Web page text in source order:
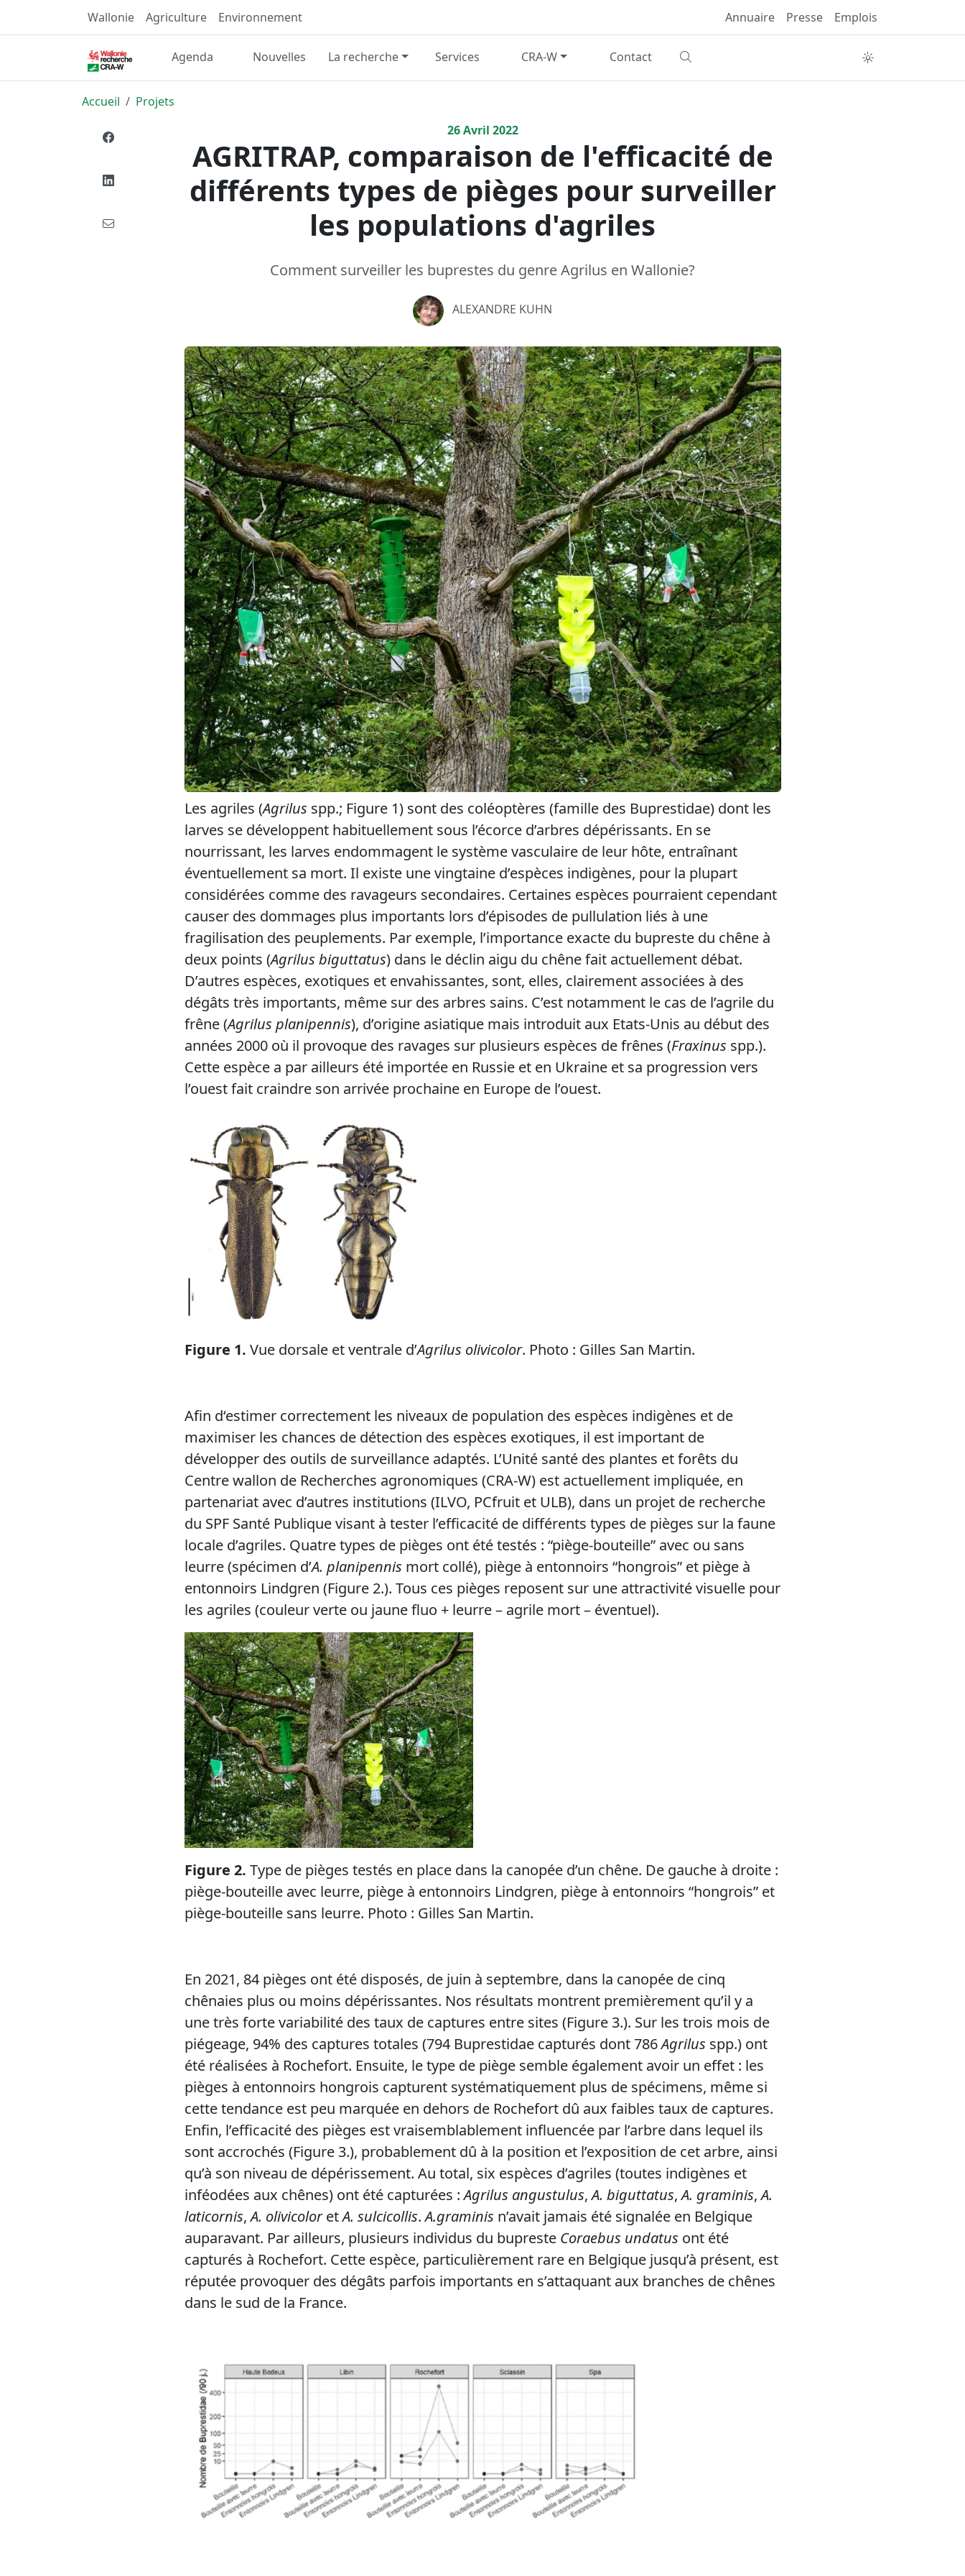
Wallonie Agriculture Environnement Annuaire Presse Emplois
Agenda Nouvelles La recherche Services CRA-W Contact
Accueil
Projets
26Avril 2022
AGRITRAP, comparaison de l'efficacité de
différents types de pièges pour surveiller
les populations d'agriles
Comment surveiller les buprestes du genre Agrilus en Wallonie?
ALEXANDRE KUHN
Les agriles (Agrilus spp.; Figure 1) sont des coléoptères (famille des Buprestidae) dont les
larves se développent habituellement sous l’écorce d’arbres dépérissants. En se
nourrissant, les larves endommagent le système vasculaire de leur hôte, entraînant
éventuellement sa mort. Il existe une vingtaine d’espèces indigènes, pour la plupart
considérées comme des ravageurs secondaires. Certaines espèces pourraient cependant
causer des dommages plus importants lors d’épisodes de pullulation liés à une
fragilisation des peuplements. Par exemple, l’importance exacte du bupreste du chêne à
deux points (Agrilus biguttatus) dans le déclin aigu du chêne fait actuellement débat.
D’autres espèces, exotiques et envahissantes, sont, elles, clairement associées à des
dégâts très importants, même sur des arbres sains. C’est notamment le cas de l’agrile du
frêne (Agrilus planipennis), d’origine asiatique mais introduit aux Etats-Unis au début des
années 2000 où il provoque des ravages sur plusieurs espèces de frênes (Fraxinus spp.).
Cette espèce a par ailleurs été importée en Russie et en Ukraine et sa progression vers
l’ouest fait craindre son arrivée prochaine en Europe de l’ouest.
Figure 1. Vue dorsale et ventrale d’Agrilus olivicolor. Photo : Gilles San Martin.
Afin d‘estimer correctement les niveaux de population des espèces indigènes et de
maximiser les chances de détection des espèces exotiques, il est important de
développer des outils de surveillance adaptés. L’Unité santé des plantes et forêts du
Centre wallon de Recherches agronomiques (CRA-W) est actuellement impliquée, en
partenariat avec d’autres institutions (ILVO, PCfruit et ULB), dans un projet de recherche
du SPF Santé Publique visant à tester l’efficacité de différents types de pièges sur la faune
locale d’agriles. Quatre types de pièges ont été testés : “piège-bouteille” avec ou sans
leurre (spécimen d’A. planipennis mort collé), piège à entonnoirs “hongrois” et piège à
entonnoirs Lindgren (Figure 2.). Tous ces pièges reposent sur une attractivité visuelle pour
les agriles (couleur verte ou jaune fluo + leurre – agrile mort – éventuel).
Figure 2. Type de pièges testés en place dans la canopée d’un chêne. De gauche à droite :
piège-bouteille avec leurre, piège à entonnoirs Lindgren, piège à entonnoirs “hongrois” et
piège-bouteille sans leurre. Photo : Gilles San Martin.
En 2021, 84 pièges ont été disposés, de juin à septembre, dans la canopée de cinq
chênaies plus ou moins dépérissantes. Nos résultats montrent premièrement qu’il y a
une très forte variabilité des taux de captures entre sites (Figure 3.). Sur les trois mois de
piégeage, 94% des captures totales (794 Buprestidae capturés dont 786Agrilus spp.) ont
été réalisées à Rochefort. Ensuite, le type de piège semble également avoir un effet : les
pièges à entonnoirs hongrois capturent systématiquement plus de spécimens, même si
cette tendance est peu marquée en dehors de Rochefort dû aux faibles taux de captures.
Enfin, l’efficacité des pièges est vraisemblablement influencée par l’arbre dans lequel ils
sont accrochés (Figure 3.), probablement dû à la position et l’exposition de cet arbre, ainsi
qu’à son niveau de dépérissement. Au total, six espèces d’agriles (toutes indigènes et
inféodées aux chênes) ont été capturées :Agrilus angustulus,A. biguttatus,A. graminis,A.
laticornis,A. olivicoloretA. sulcicollis.A.graminis n’avait jamais été signalée en Belgique
auparavant. Par ailleurs, plusieurs individus du bupreste Coraebus undatus ont été
capturés à Rochefort. Cette espèce, particulièrement rare en Belgique jusqu’à présent, est
réputée provoquer des dégâts parfois importants en s’attaquant aux branches de chênes
dans le sud de la France.